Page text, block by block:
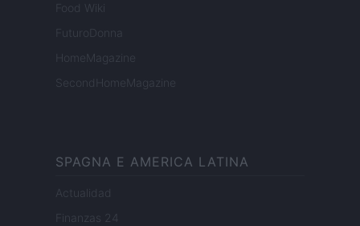
Food Wiki
FuturoDonna
HomeMagazine
SecondHomeMagazine
SPAGNA E AMERICA LATINA
Actualidad
Finanzas 24